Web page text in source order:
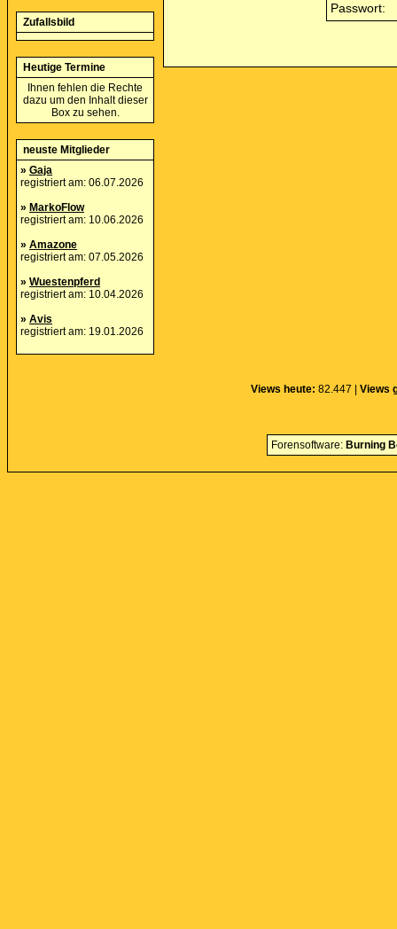
Zufallsbild
Heutige Termine
Ihnen fehlen die Rechte
dazu um den Inhalt dieser
Box zu sehen.
neuste Mitglieder
» Gaja
registriert am: 06.07.2026
» MarkoFlow
registriert am: 10.06.2026
» Amazone
registriert am: 07.05.2026
» Wuestenpferd
registriert am: 10.04.2026
» Avis
registriert am: 19.01.2026
Passwort:
Views heute: 82.447 | Views
Forensoftware: Burning